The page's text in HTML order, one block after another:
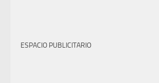
ESPACIO PUBLICITARIO